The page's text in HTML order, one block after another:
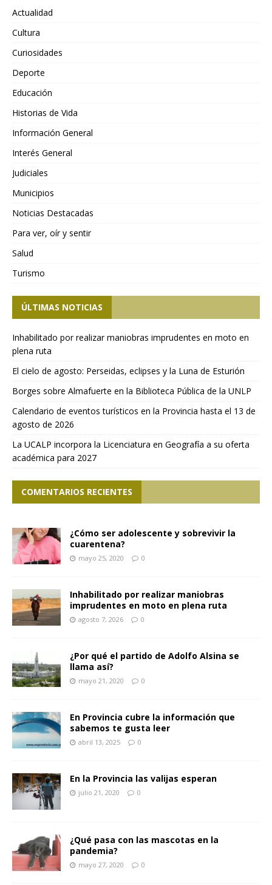
Actualidad
Cultura
Curiosidades
Deporte
Educación
Historias de Vida
Información General
Interés General
Judiciales
Municipios
Noticias Destacadas
Para ver, oír y sentir
Salud
Turismo
ÚLTIMAS NOTICIAS
Inhabilitado por realizar maniobras imprudentes en moto en
plena ruta
El cielo de agosto: Perseidas, eclipses y la Luna de Esturión
Borges sobre Almafuerte en la Biblioteca Pública de la UNLP
Calendario de eventos turísticos en la Provincia hasta el 13 de
agosto de 2026
La UCALP incorpora la Licenciatura en Geografía a su oferta
académica para 2027
COMENTARIOS RECIENTES
¿Cómo ser adolescente y sobrevivir la
cuarentena?
mayo 25, 2020 0
Inhabilitado por realizar maniobras
imprudentes en moto en plena ruta
agosto 7, 2026 0
¿Por qué el partido de Adolfo Alsina se
llama así?
mayo 21, 2020 0
En Provincia cubre la información que
sabemos te gusta leer
abril 13, 2025 0
En la Provincia las valijas esperan
julio 21, 2020 0
¿Qué pasa con las mascotas en la
pandemia?
mayo 27, 2020 0